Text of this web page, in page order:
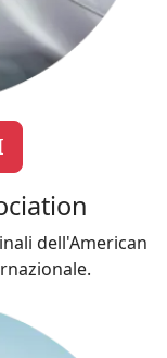
dell'American